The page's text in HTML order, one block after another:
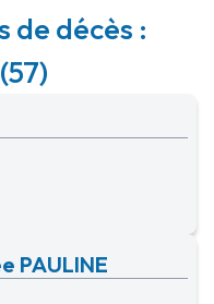
de décès :
PAULINE